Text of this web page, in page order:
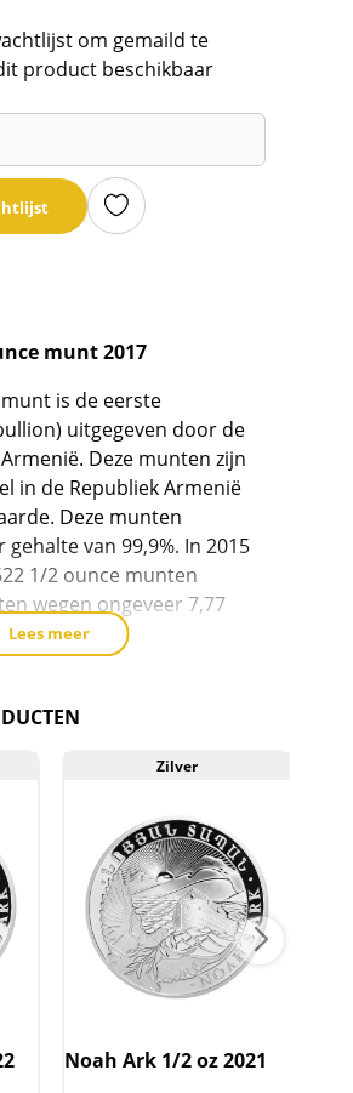
om gemaild te
product beschikbaar
munt 2017
is de eerste
uitgegeven door de
Deze munten zijn
in de Republiek Armenië
Deze munten
van 99,9%. In 2015
1/2 ounce munten
wegen ongeveer 7,77
onbekend
Lees meer
Zilver
Noah Ark 1/2 oz 2021